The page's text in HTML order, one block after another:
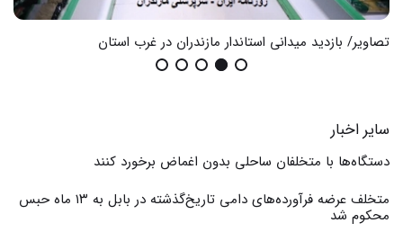
تصاویر/ بازدید میدانی استاندار مازندران در غرب استان
سایر اخبار
دستگاه‌ها با متخلفان ساحلی بدون اغماض برخورد کنند
متخلف عرضه فرآورده‌های دامی تاریخ‌گذشته در بابل به ۱۳ ماه حبس
محکوم شد